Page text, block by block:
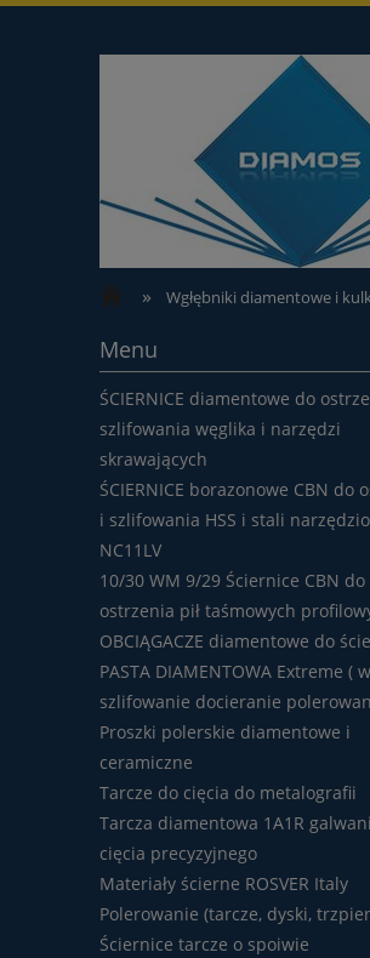
» Wgłębniki diamentowe i
Menu
ŚCIERNICE diamentowe do
szlifowania węglika i narzędzi
skrawających
ŚCIERNICE borazonowe CBN do
i szlifowania HSS i stali
NC11LV
10/30 WM 9/29 Ściernice CBN do
ostrzenia pił taśmowych
OBCIĄGACZE diamentowe do
PASTA DIAMENTOWA Extreme (
szlifowanie docieranie
Proszki polerskie diamentowe i
ceramiczne
Tarcze do cięcia do metalografii
Tarcza diamentowa 1A1R
cięcia precyzyjnego
Materiały ścierne ROSVER Italy
Polerowanie (tarcze, dyski,
Ściernice tarcze o spoiwie